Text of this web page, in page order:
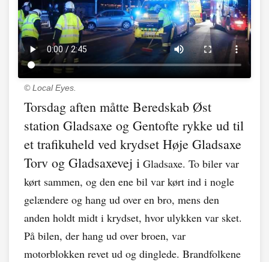
© Local Eyes.
Torsdag aften måtte Beredskab Øst
station Gladsaxe og Gentofte rykke ud til
et trafikuheld ved krydset Høje Gladsaxe
Torv og Gladsaxevej i Gladsaxe. To biler var
kørt sammen, og den ene bil var kørt ind i nogle
gelændere og hang ud over en bro, mens den
anden holdt midt i krydset, hvor ulykken var sket.
På bilen, der hang ud over broen, var
motorblokken revet ud og dinglede. Brandfolkene